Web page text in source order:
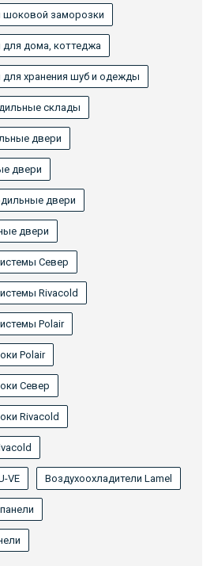
заморозки
дома, коттеджа
хранения шуб и одежды
склады
двери
двери
двери
двери
Север
Rivacold
Polair
Polair
Север
Rivacold
VE Воздухоохладители Lamel